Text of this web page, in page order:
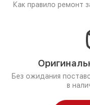
Как правило ремонт
Без ожидания
в